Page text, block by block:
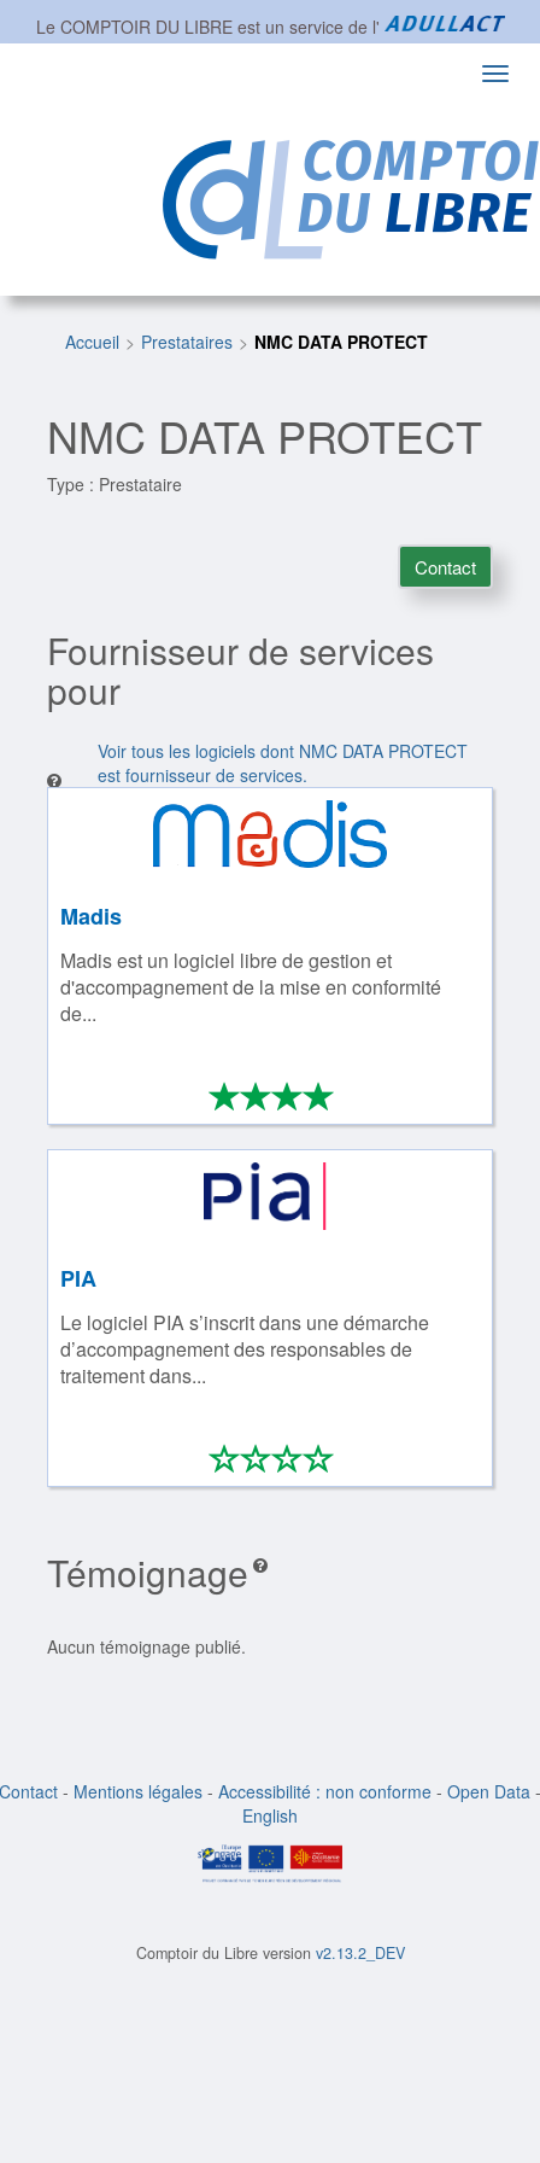
Le COMPTOIR DU LIBRE est un service de l'
Accueil Prestataires NMC DATA PROTECT
NMC DATA PROTECT
Type : Prestataire
Contact
Fournisseur de services
pour
Voir tous les logiciels dont NMC DATA PROTECT
est fournisseur de services.
Madis
Madis est un logiciel libre de gestion et
d'accompagnement de la mise en conformité
de...
****
4/4
PIA
Le logiciel PIA s’inscrit dans une démarche
d’accompagnement des responsables de
traitement dans...
****
0/4
Témoignage
Aucun témoignage publié.
Contact - Mentions légales - Accessibilité : non conforme - Open Data -
English
Comptoir du Libre version v2.13.2_DEV